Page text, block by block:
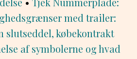
med trailer:
slutseddel, købekontrakt
af symbolerne og hvad